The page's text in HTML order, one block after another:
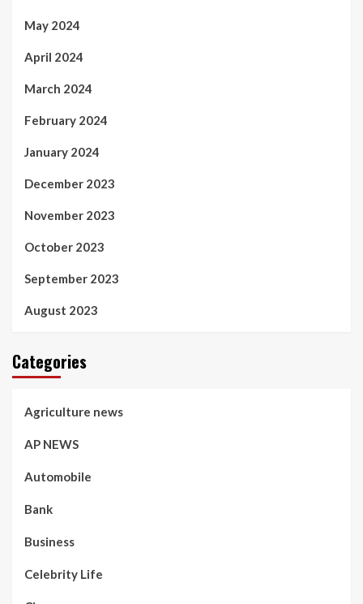
May 2024
April 2024
March 2024
February 2024
January 2024
December 2023
November 2023
October 2023
September 2023
August 2023
Categories
Agriculture news
AP NEWS
Automobile
Bank
Business
Celebrity Life